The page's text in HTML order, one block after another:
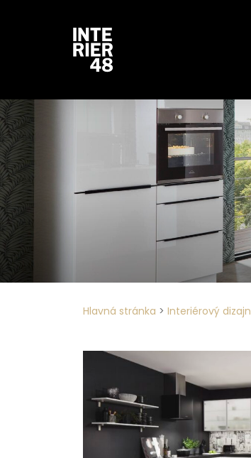
Hlavná stránka > Interiérový dizajn